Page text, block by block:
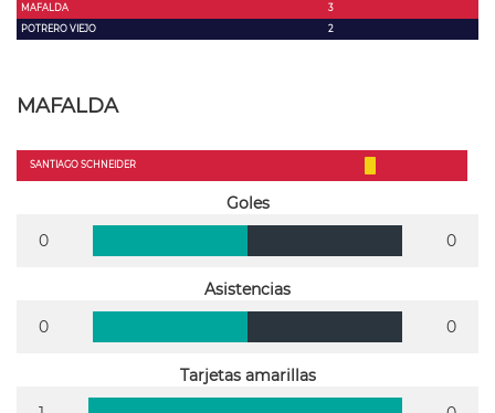
MAFALDA
3
POTRERO VIEJO
2
MAFALDA
SANTIAGO SCHNEIDER
Goles
0
0
Asistencias
0
0
Tarjetas amarillas